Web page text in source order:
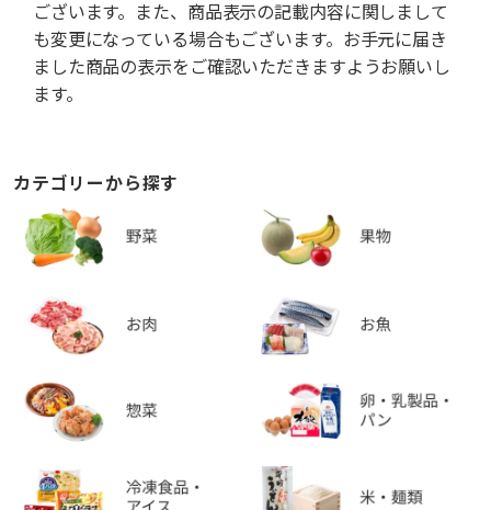
ございます。また、商品表示の記載内容に関しまして
も変更になっている場合もございます。お手元に届き
ました商品の表示をご確認いただきますようお願いし
ます。
カテゴリーから探す